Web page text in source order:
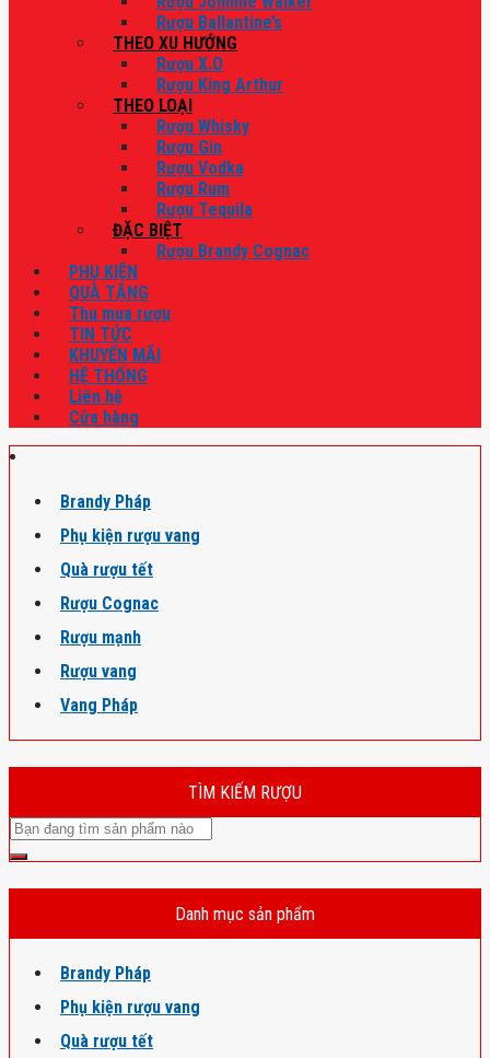
Rượu Ballantine’s
THEO XU HƯỚNG
Rượu X.O
Rượu King Arthur
THEO LOẠI
Rượu Whisky
Rượu Gin
Rượu Vodka
Rượu Rum
Rượu Tequila
ĐẶC BIỆT
Rượu Brandy Cognac
PHỤ KIỆN
QUÀ TẶNG
Thu mua rượu
TIN TỨC
KHUYẾN MÃI
HỆ THỐNG
Liên hệ
Cửa hàng
Brandy Pháp
Phụ kiện rượu vang
Quà rượu tết
Rượu Cognac
Rượu mạnh
Rượu vang
Vang Pháp
TÌM KIẾM RƯỢU
Danh mục sản phẩm
Brandy Pháp
Phụ kiện rượu vang
Quà rượu tết